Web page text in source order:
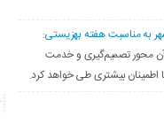
به مناسبت هفته بهزیستی:
محور تصمیم‌گیری و خدمت
اطمینان بیشتری طی خواهد کرد.